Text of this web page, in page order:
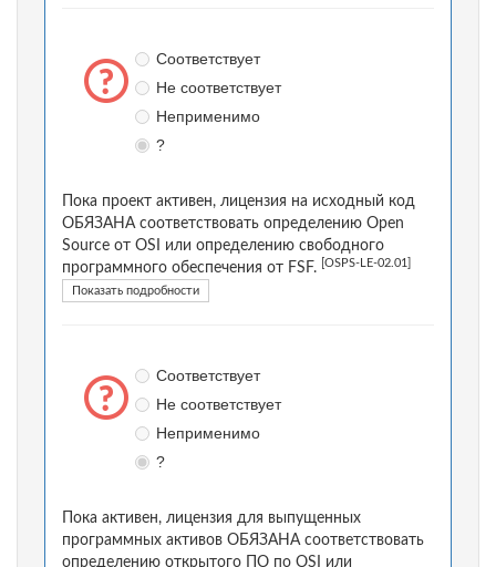
Соответствует
Не соответствует
Неприменимо
?
Пока проект активен, лицензия на исходный код
ОБЯЗАНА соответствовать определению Open
Source от OSI или определению свободного
программного обеспечения от FSF.
[OSPS-LE-02.01]
Показать подробности
Соответствует
Не соответствует
Неприменимо
?
Пока активен, лицензия для выпущенных
программных активов ОБЯЗАНА соответствовать
определению открытого ПО по OSI или